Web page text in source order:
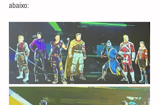
abaixo: